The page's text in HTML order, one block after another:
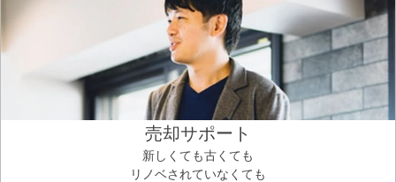
売却サポート
新しくても古くても
リノベされていなくても